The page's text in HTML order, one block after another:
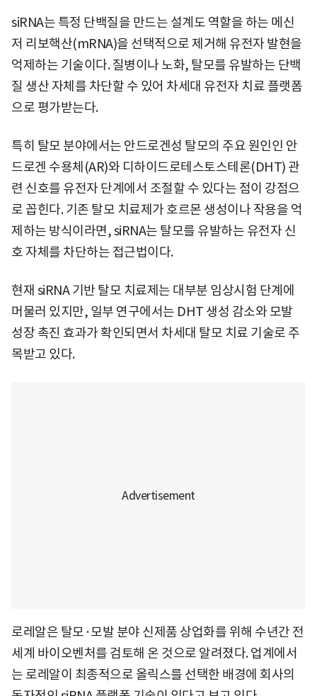
siRNA는 특정 단백질을 만드는 설계도 역할을 하는 메신
저 리보핵산(mRNA)을 선택적으로 제거해 유전자 발현을
억제하는 기술이다. 질병이나 노화, 탈모를 유발하는 단백
질 생산 자체를 차단할 수 있어 차세대 유전자 치료 플랫폼
으로 평가받는다.
특히 탈모 분야에서는 안드로겐성 탈모의 주요 원인인 안
드로겐 수용체(AR)와 디하이드로테스토스테론(DHT) 관
련 신호를 유전자 단계에서 조절할 수 있다는 점이 강점으
로 꼽힌다. 기존 탈모 치료제가 호르몬 생성이나 작용을 억
제하는 방식이라면, siRNA는 탈모를 유발하는 유전자 신
호 자체를 차단하는 접근법이다.
현재 siRNA 기반 탈모 치료제는 대부분 임상시험 단계에
머물러 있지만, 일부 연구에서는 DHT 생성 감소와 모발
성장 촉진 효과가 확인되면서 차세대 탈모 치료 기술로 주
목받고 있다.
로레알은 탈모·모발 분야 신제품 상업화를 위해 수년간 전
세계 바이오벤처를 검토해 온 것으로 알려졌다. 업계에서
는 로레알이 최종적으로 올릭스를 선택한 배경에 회사의